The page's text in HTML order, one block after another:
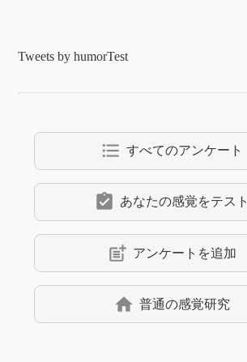
Tweets by humorTest
format_list_bulleted すべてのアンケート
assignment_turned_in あなたの感覚をテスト
post_add アンケートを追加
home 普通の感覚研究